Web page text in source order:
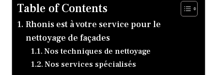
Table of Contents
Rhonis est à votre service pour le
nettoyage de façades
Nos techniques de nettoyage
Nos services spécialisés